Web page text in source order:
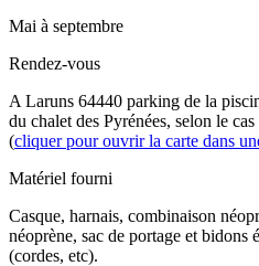
Mai à septembre
Rendez-vous
A Laruns 64440 parking de la
du chalet des Pyrénées, selon le cas
(cliquer pour ouvrir la carte dans
Matériel fourni
Casque, harnais, combinaison
néoprène, sac de portage et bidons
(cordes, etc).